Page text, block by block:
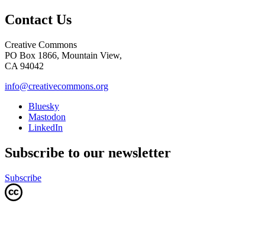
Contact Us
Creative Commons
PO Box 1866, Mountain View,
CA 94042
info@creativecommons.org
Bluesky
Mastodon
LinkedIn
Subscribe to our newsletter
Subscribe